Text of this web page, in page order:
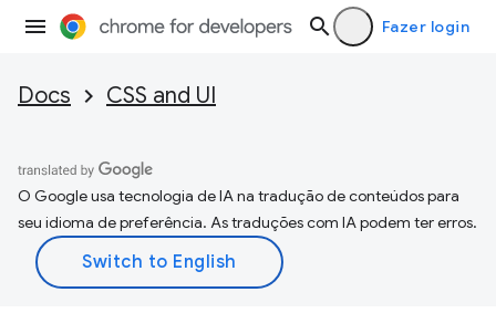
Fazer login
Docs CSS and UI
O Google usa tecnologia de IA na tradução de conteúdos para
seu idioma de preferência. As traduções com IA podem ter erros.